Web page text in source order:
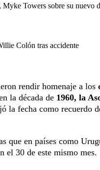
Myke Towers sobre su nuevo
Colón tras accidente
rendir homenaje a los
la década de 1960, la
la fecha como recuerdo
que en países como
el 30 de este mismo mes.